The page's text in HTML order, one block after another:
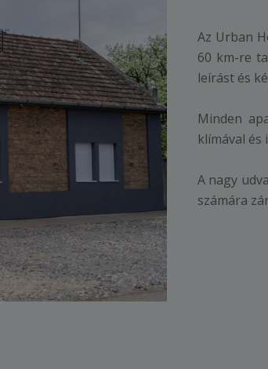
Az Urban
60 km-re
leírást és
Minden
klímával
A nagy
számára